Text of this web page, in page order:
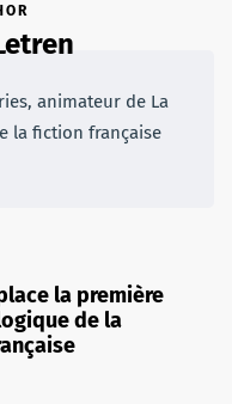
animateur de La
la fiction française
la première
de la